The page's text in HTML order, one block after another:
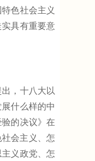
色社会主义
具有重要意
，十八大以
什么样的中
的决议》在
会主义、怎
义政党、怎